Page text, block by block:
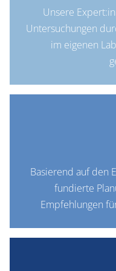
Unsere
Untersuchungen
im eigenen
Basierend auf den
fundierte
Empfehlungen